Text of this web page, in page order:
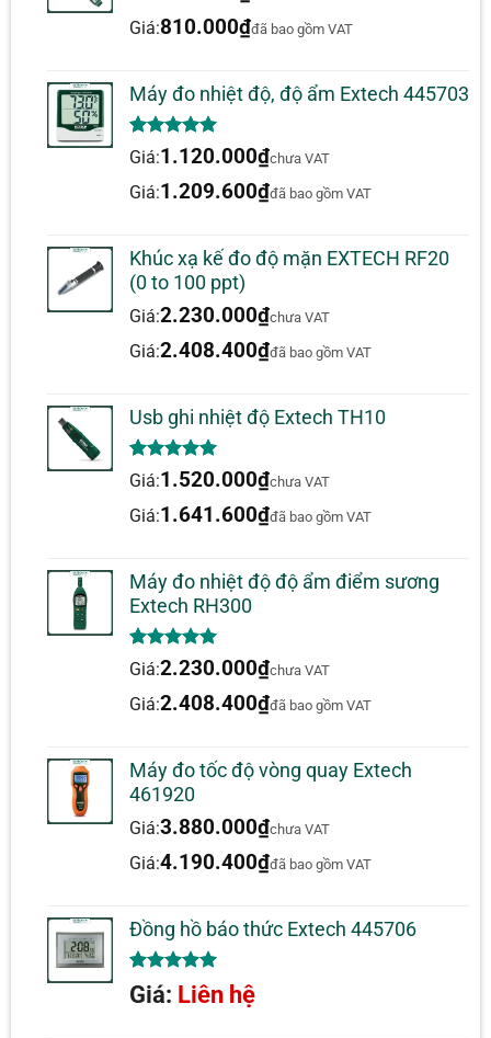
Giá:810.000₫đã bao gồm VAT
Máy đo nhiệt độ, độ ẩm Extech 445703
5.00trên 5
dựa trên
1
đánh giá
Giá:1.120.000₫chưa VAT
Giá:1.209.600₫đã bao gồm VAT
Khúc xạ kế đo độ mặn EXTECH RF20
(0 to 100 ppt)
Giá:2.230.000₫chưa VAT
Giá:2.408.400₫đã bao gồm VAT
Usb ghi nhiệt độ Extech TH10
5.00trên 5
dựa trên
1
đánh giá
Giá:1.520.000₫chưa VAT
Giá:1.641.600₫đã bao gồm VAT
Máy đo nhiệt độ độ ẩm điểm sương
Extech RH300
5.00trên 5
dựa trên
1
đánh giá
Giá:2.230.000₫chưa VAT
Giá:2.408.400₫đã bao gồm VAT
Máy đo tốc độ vòng quay Extech
461920
Giá:3.880.000₫chưa VAT
Giá:4.190.400₫đã bao gồm VAT
Đồng hồ báo thức Extech 445706
5.00trên 5
dựa trên
1
Giá: Liên hệ